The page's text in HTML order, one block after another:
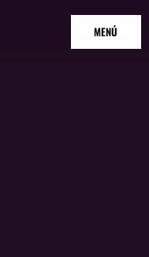
MAIN
MENU
MENÚ